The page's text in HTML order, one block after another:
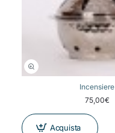
Incensiere
75,00€
Acquista